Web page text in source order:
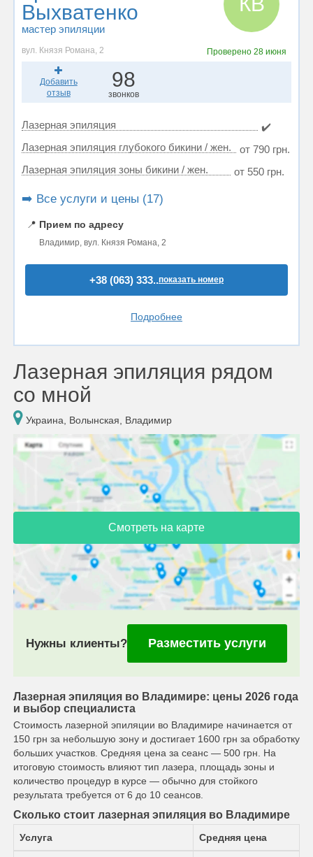
Выхватенко
мастер эпиляции
вул. Князя Романа, 2 Проверено 28 июня
Добавить
отзыв
98
звонков
Лазерная эпиляция
✔️
Лазерная эпиляция глубокого бикини / жен.
от 790 грн.
Лазерная эпиляция зоны бикини / жен.
от 550 грн.
➡️ Все услуги и цены (17)
📍 Прием по адресу
Владимир, вул. Князя Романа, 2
+38 (063) 333..показать номер
Подробнее
Лазерная эпиляция рядом
со мной
Украина, Волынская, Владимир
Смотреть на карте
Нужны клиенты? Разместить услуги
Лазерная эпиляция во Владимире: цены 2026 года
и выбор специалиста
Стоимость лазерной эпиляции во Владимире начинается от
150 грн за небольшую зону и достигает 1600 грн за обработку
больших участков. Средняя цена за сеанс — 500 грн. На
итоговую стоимость влияют тип лазера, площадь зоны и
количество процедур в курсе — обычно для стойкого
результата требуется от 6 до 10 сеансов.
Сколько стоит лазерная эпиляция во Владимире
Услуга Средняя цена